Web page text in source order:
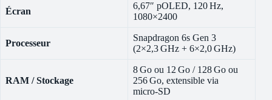
Écran
6,67″ pOLED, 120 Hz,
1080×2400
Processeur
Snapdragon 6s Gen 3
(2×2,3 GHz + 6×2,0 GHz)
RAM / Stockage
8 Go ou 12 Go / 128 Go ou
256 Go, extensible via
micro‑SD